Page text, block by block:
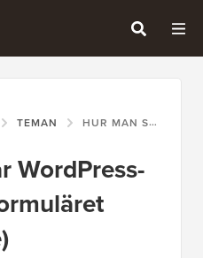
TEMAN HUR MAN STYLAR WORDPRESS-KOMMENTARSFORMULÄRET (ULTIMAT GUIDE)
WordPress-